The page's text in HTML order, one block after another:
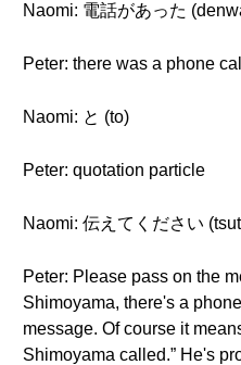
Naomi: 電話があった
Peter: there was a phone call
Naomi: と (to)
Peter: quotation particle
Naomi: 伝えてください
Peter: Please pass on the
Shimoyama, there's a
message. Of course it
Shimoyama called.” He's